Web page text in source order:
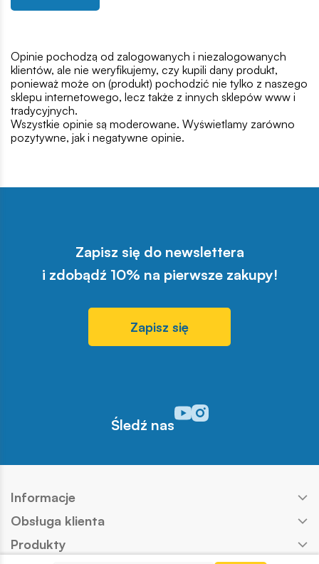
Opinie pochodzą od zalogowanych i niezalogowanych
klientów, ale nie weryfikujemy, czy kupili dany produkt,
ponieważ może on (produkt) pochodzić nie tylko z naszego
sklepu internetowego, lecz także z innych sklepów www i
tradycyjnych.
Wszystkie opinie są moderowane. Wyświetlamy zarówno
pozytywne, jak i negatywne opinie.
Zapisz się do newslettera
i zdobądź 10% na pierwsze zakupy!
Zapisz się
Śledź nas
Odwiedź nasz profil w
Odwiedź nasz profil w
Informacje
Obsługa klienta
Produkty